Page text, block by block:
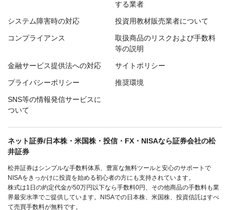
する業者
システム障害時の対応 投資用教材販売業者について
コンプライアンス
取扱商品のリスクおよび手数料
等の説明
金融サービス提供法への対応 サイトポリシー
プライバシーポリシー 推奨環境
SNS等の情報発信サービスに
ついて
ネット証券/日本株・米国株・投信・FX・NISAなら証券会社の松
井証券
松井証券はシンプルな手数料体系、豊富な無料ツールと安心のサポートで
NISAをきっかけに投資を始める初心者の方にも支持されています。
株式は1日の約定代金が50万円以下なら手数料0円、その他商品の手数料も業
界最安水準でご提供しています。NISAでの日本株、米国株、投資信託はすべ
て売買手数料が無料です。